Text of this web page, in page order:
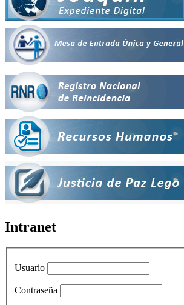
Intranet
Usuario
Contraseña